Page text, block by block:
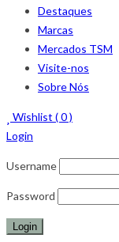
Destaques
Marcas
Mercados TSM
Visite-nos
Sobre Nós
Wishlist (0)
Login
Username
Password